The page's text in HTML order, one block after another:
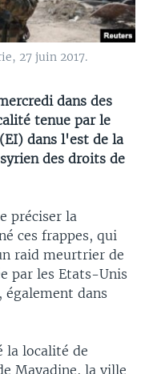
27 juin 2017.
dans des
tenue par le
dans l'est de la
des droits de
préciser la
ces frappes, qui
raid meurtrier de
par les Etats-Unis
dans
la localité de
Mayadine, la ville